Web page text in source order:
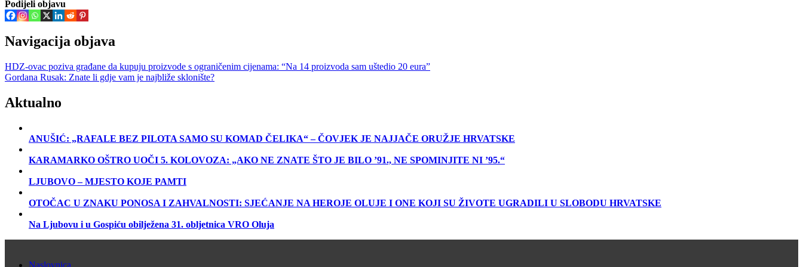
Podijeli objavu
Navigacija objava
HDZ-ovac poziva građane da kupuju proizvode s ograničenim cijenama: “Na 14 proizvoda sam uštedio 20 eura”
Gordana Rusak: Znate li gdje vam je najbliže sklonište?
Aktualno
ANUŠIĆ: „RAFALE BEZ PILOTA SAMO SU KOMAD ČELIKA“ – ČOVJEK JE NAJJAČE ORUŽJE HRVATSKE
KARAMARKO OŠTRO UOČI 5. KOLOVOZA: „AKO NE ZNATE ŠTO JE BILO ’91., NE SPOMINJITE NI ’95.“
LJUBOVO – MJESTO KOJE PAMTI
OTOČAC U ZNAKU PONOSA I ZAHVALNOSTI: SJEĆANJE NA HEROJE OLUJE I ONE KOJI SU ŽIVOTE UGRADILI U SLOBODU HRVATSKE
Na Ljubovu i u Gospiću obilježena 31. obljetnica VRO Oluja
Naslovnica